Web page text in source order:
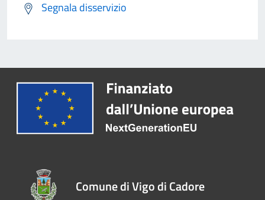
Segnala disservizio
Comune di Vigo di Cadore